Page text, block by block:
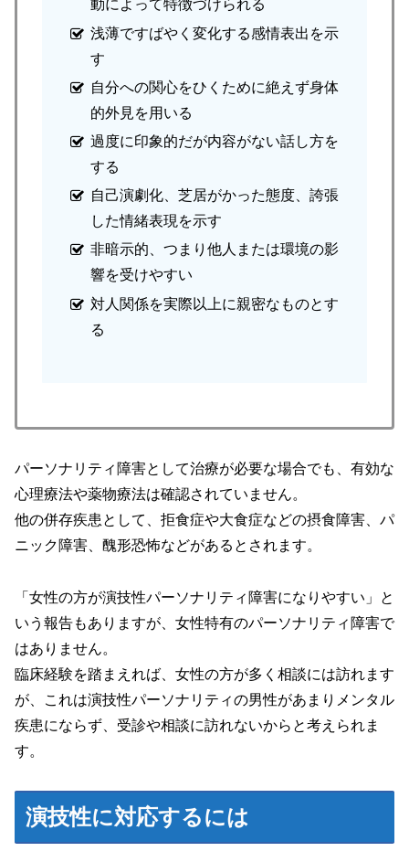
動によって特徴づけられる
浅薄ですばやく変化する感情表出を示
す
自分への関心をひくために絶えず身体
的外見を用いる
過度に印象的だが内容がない話し方を
する
自己演劇化、芝居がかった態度、誇張
した情緒表現を示す
非暗示的、つまり他人または環境の影
響を受けやすい
対人関係を実際以上に親密なものとす
る
パーソナリティ障害として治療が必要な場合でも、有効な
心理療法や薬物療法は確認されていません。
他の併存疾患として、拒食症や大食症などの摂食障害、パ
ニック障害、醜形恐怖などがあるとされます。
「女性の方が演技性パーソナリティ障害になりやすい」と
いう報告もありますが、女性特有のパーソナリティ障害で
はありません。
臨床経験を踏まえれば、女性の方が多く相談には訪れます
が、これは演技性パーソナリティの男性があまりメンタル
疾患にならず、受診や相談に訪れないからと考えられま
す。
演技性に対応するには